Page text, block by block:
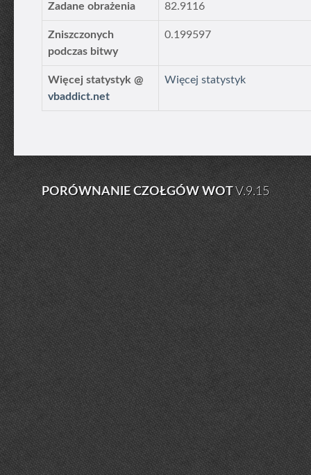
Zadane obrażenia 82.9116
Zniszczonych
podczas bitwy
0.199597
Więcej statystyk @
vbaddict.net
Więcej statystyk
PORÓWNANIE CZOŁGÓW WOTV.9.15